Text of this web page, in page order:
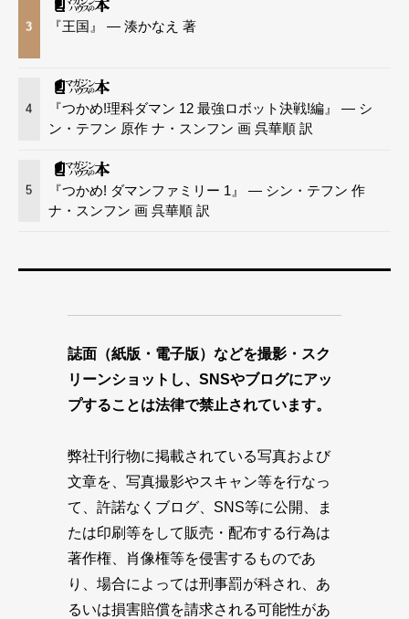
3 『王国』 — 湊かなえ 著
4
『つかめ!理科ダマン 12 最強ロボット決戦!編』 — シ
ン・テフン 原作 ナ・スンフン 画 呉華順 訳
5
『つかめ! ダマンファミリー 1』 — シン・テフン 作
ナ・スンフン 画 呉華順 訳
誌面（紙版・電子版）などを撮影・スク
リーンショットし、SNSやブログにアッ
プすることは法律で禁止されています。
弊社刊行物に掲載されている写真および
文章を、写真撮影やスキャン等を行なっ
て、許諾なくブログ、SNS等に公開、ま
たは印刷等をして販売・配布する行為は
著作権、肖像権等を侵害するものであ
り、場合によっては刑事罰が科され、あ
るいは損害賠償を請求される可能性があ